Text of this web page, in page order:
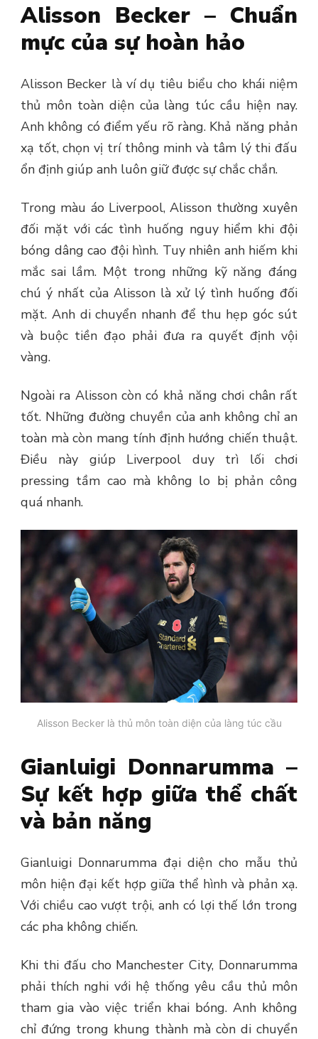
Alisson Becker – Chuẩn
mực của sự hoàn hảo
Alisson Becker là ví dụ tiêu biểu cho khái niệm
thủ môn toàn diện của làng túc cầu hiện nay.
Anh không có điểm yếu rõ ràng. Khả năng phản
xạ tốt, chọn vị trí thông minh và tâm lý thi đấu
ổn định giúp anh luôn giữ được sự chắc chắn.
Trong màu áo Liverpool, Alisson thường xuyên
đối mặt với các tình huống nguy hiểm khi đội
bóng dâng cao đội hình. Tuy nhiên anh hiếm khi
mắc sai lầm. Một trong những kỹ năng đáng
chú ý nhất của Alisson là xử lý tình huống đối
mặt. Anh di chuyển nhanh để thu hẹp góc sút
và buộc tiền đạo phải đưa ra quyết định vội
vàng.
Ngoài ra Alisson còn có khả năng chơi chân rất
tốt. Những đường chuyền của anh không chỉ an
toàn mà còn mang tính định hướng chiến thuật.
Điều này giúp Liverpool duy trì lối chơi
pressing tầm cao mà không lo bị phản công
quá nhanh.
Alisson Becker là thủ môn toàn diện của làng túc cầu
Gianluigi Donnarumma –
Sự kết hợp giữa thể chất
và bản năng
Gianluigi Donnarumma đại diện cho mẫu thủ
môn hiện đại kết hợp giữa thể hình và phản xạ.
Với chiều cao vượt trội, anh có lợi thế lớn trong
các pha không chiến.
Khi thi đấu cho Manchester City, Donnarumma
phải thích nghi với hệ thống yêu cầu thủ môn
tham gia vào việc triển khai bóng. Anh không
chỉ đứng trong khung thành mà còn di chuyển